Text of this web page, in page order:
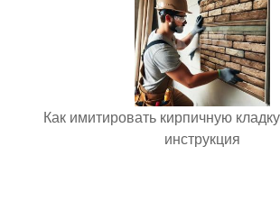
Как имитировать кирпичную
инструкция